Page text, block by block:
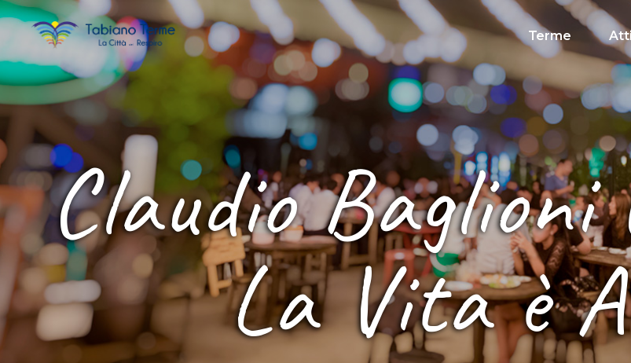
Terme
Claudio
La Vita è